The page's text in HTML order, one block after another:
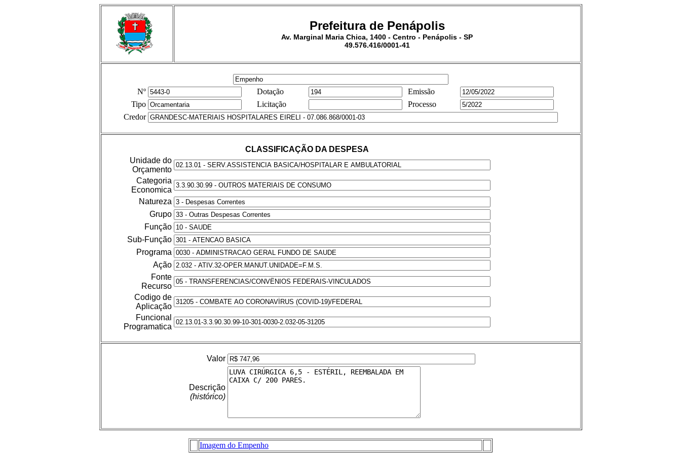
Prefeitura de Penápolis
Av. Marginal Maria Chica, 1400 - Centro - Penápolis - SP
49.576.416/0001-41
Nº Dotação
Emissão
Tipo
Licitação
Processo
Credor
CLASSIFICAÇÃO DA DESPESA
Unidade do
Orçamento
Categoria
Economica
Natureza
Grupo
Função
Sub-Função
Programa
Ação
Fonte
Recurso
Codigo de
Aplicação
Funcional
Programatica
Valor
Descrição
(histórico)
Imagem do Empenho